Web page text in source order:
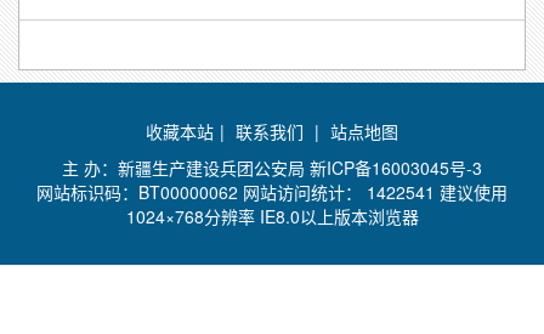
收藏本站 | 联系我们 | 站点地图
主 办：新疆生产建设兵团公安局 新ICP备16003045号-3
网站标识码：BT00000062 网站访问统计： 1422541 建议使用
1024×768分辨率 IE8.0以上版本浏览器